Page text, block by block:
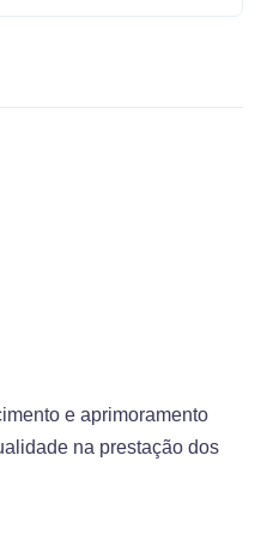
e aprimoramento
na prestação dos